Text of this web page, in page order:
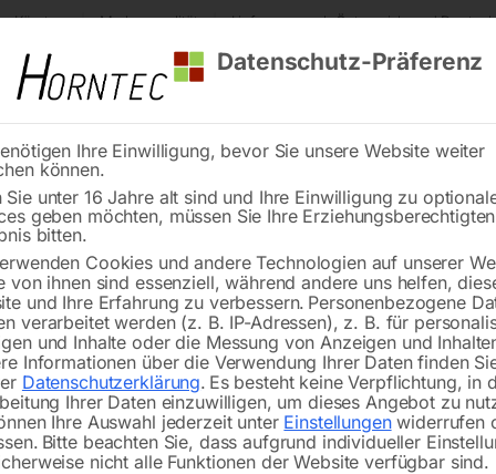
Kärnten Markenqualität Lieferung nach Österreich und
Reinigung
Guss-Arbeitstisch Nr. 15
🔍
Verfügbarkeit:Nicht vorrätig
Datenschutz-Präferenz
Ihre Einwilligung, bevor Sie unsere Website weiter
können.
Sie unter 16 Jahre alt sind und Ihre Einwilligung zu
geben möchten, müssen Sie Ihre
bitten.
Cookies und andere Technologien auf unserer
von ihnen sind essenziell, während andere uns helfen,
und Ihre Erfahrung zu verbessern. Personenbezogene
verarbeitet werden (z. B. IP-Adressen), z. B. für
und Inhalte oder die Messung von Anzeigen und
Informationen über die Verwendung Ihrer Daten finden
Datenschutzerklärung. Es besteht keine Verpflichtung, in
Ihrer Daten einzuwilligen, um dieses Angebot zu
Ihre Auswahl jederzeit unter Einstellungenwiderrufen
Bitte beachten Sie, dass aufgrund individueller
nicht alle Funktionen der Website verfügbar sind.